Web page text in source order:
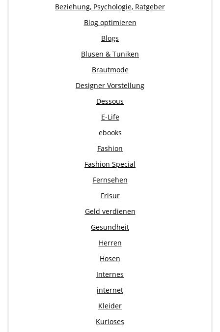
Beziehung, Psychologie, Ratgeber
Blog optimieren
Blogs
Blusen & Tuniken
Brautmode
Designer Vorstellung
Dessous
E-Life
ebooks
Fashion
Fashion Special
Fernsehen
Frisur
Geld verdienen
Gesundheit
Herren
Hosen
Internes
internet
Kleider
Kurioses